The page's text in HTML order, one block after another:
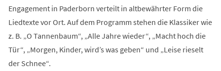
Engagement in Paderborn verteilt in altbewährter Form die
Liedtexte vor Ort. Auf dem Programm stehen die Klassiker wie
z. B. „O Tannenbaum“, „Alle Jahre wieder“, „Macht hoch die
Tür“, „Morgen, Kinder, wird’s was geben“ und „Leise rieselt
der Schnee“.